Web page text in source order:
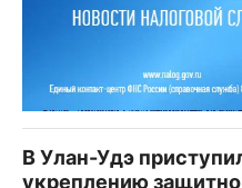
В Улан-Удэ
укреплению